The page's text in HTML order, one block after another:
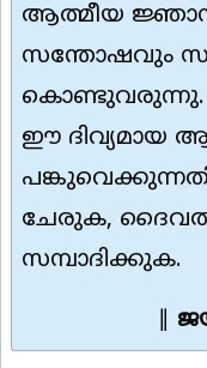
ആത്മീയ
സന്തോഷവും
കൊണ്ടുവരുന്നു.
ഈ ദിവ്യമായ
ചേരുക,
സമ്പാദിക്കുക.